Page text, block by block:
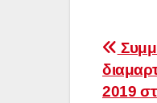
2019